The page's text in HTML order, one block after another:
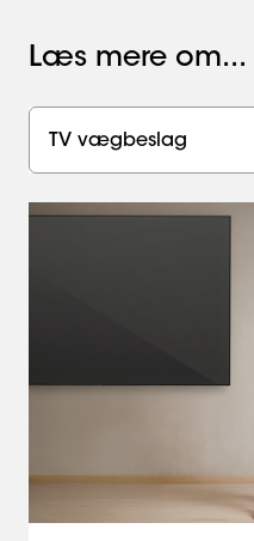
Læs mere om...
TV vægbeslag